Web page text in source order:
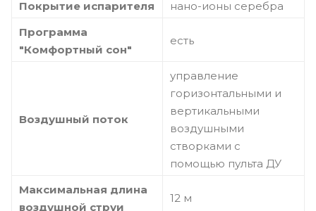
Покрытие испарителя
нано-ионы серебра
Программа
"Комфортный сон"
есть
Воздушный поток
управление
горизонтальными и
вертикальными
воздушными
створками с
помощью пульта ДУ
Максимальная длина
воздушной струи
12 м